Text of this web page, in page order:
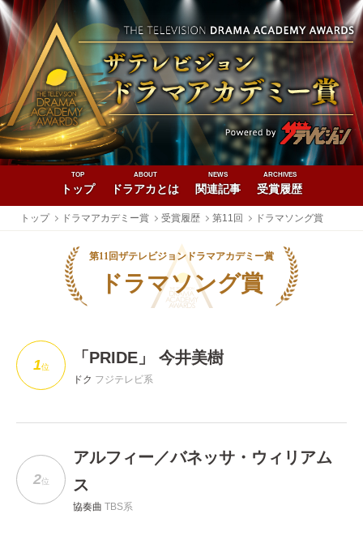
TOP
トップ
ABOUT
ドラアカとは
NEWS
関連記事
ARCHIVES
受賞履歴
トップ ドラマアカデミー賞 受賞履歴 第11回 ドラマソング賞
第11回ザテレビジョンドラマアカデミー賞
ドラマソング賞
1位
PRIDE 今井美樹
ドク フジテレビ系
2位
アルフィー／バネッサ・ウィリアム
ス
協奏曲 TBS系